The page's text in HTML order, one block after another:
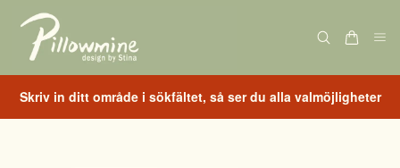
Skriv in ditt område i sökfältet, så ser du alla valmöjligheter